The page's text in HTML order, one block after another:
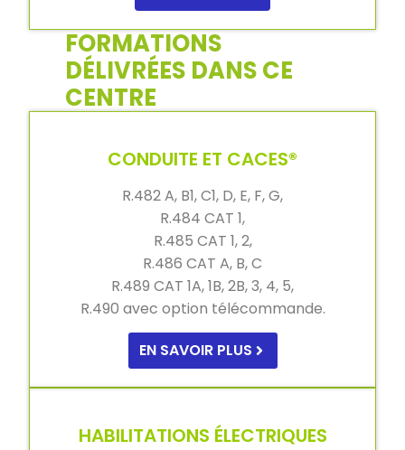
FORMATIONS
DÉLIVRÉES DANS CE
CENTRE
CONDUITE ET CACES®
R.482 A, B1, C1, D, E, F, G,
R.484 CAT 1,
R.485 CAT 1, 2,
R.486 CAT A, B, C
R.489 CAT 1A, 1B, 2B, 3, 4, 5,
R.490 avec option télécommande.
EN SAVOIR PLUS
HABILITATIONS ÉLECTRIQUES